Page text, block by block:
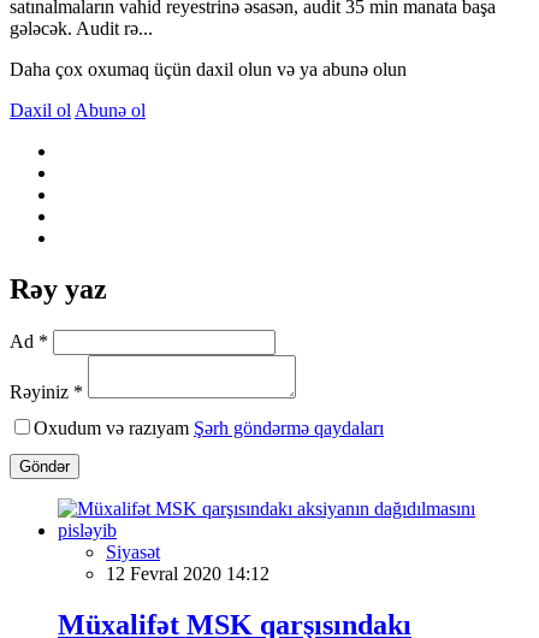
satınalmaların vahid reyestrinə əsasən, audit 35 min manata başa
gələcək. Audit rə...
Daha çox oxumaq üçün daxil olun və ya abunə olun
Daxil ol Abunə ol
Rəy yaz
Ad *
Rəyiniz *
Oxudum və razıyam Şərh göndərmə qaydaları
Göndər
Siyasət
12 Fevral 2020 14:12
Müxalifət MSK qarşısındakı